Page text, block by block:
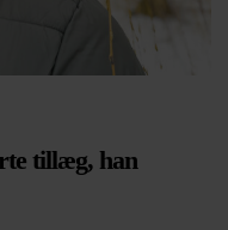
tillæg, han